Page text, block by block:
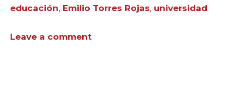
educación, Emilio Torres Rojas, universidad
Leave a comment